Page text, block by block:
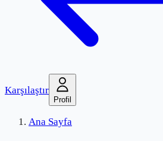
Karşılaştır
Profil
Ana Sayfa